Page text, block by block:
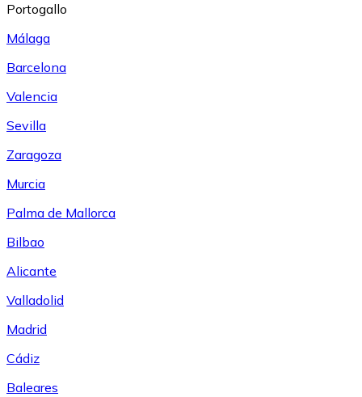
Portogallo
Málaga
Barcelona
Valencia
Sevilla
Zaragoza
Murcia
Palma de Mallorca
Bilbao
Alicante
Valladolid
Madrid
Cádiz
Baleares